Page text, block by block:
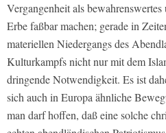
Vergangenheit als
Erbe faßbar machen; gerade in
materiellen Niedergangs des
Kulturkampfs nicht nur mit dem
dringende Notwendigkeit. Es ist
sich auch in Europa ähnliche
man darf hoffen, daß eine solche